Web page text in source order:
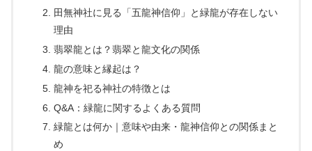
田無神社に見る「五龍神信仰」と緑龍が存在しない
理由
翡翠龍とは？翡翠と龍文化の関係
龍の意味と縁起は？
龍神を祀る神社の特徴とは
Q&A：緑龍に関するよくある質問
緑龍とは何か｜意味や由来・龍神信仰との関係まと
め